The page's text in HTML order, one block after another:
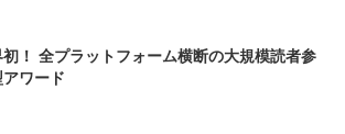
！ 全プラットフォーム横断の大規模読者参
ワード